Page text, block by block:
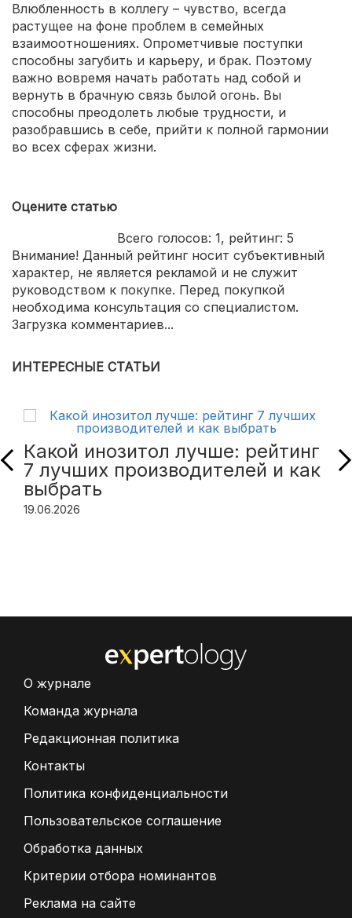
Влюбленность в коллегу – чувство, всегда
растущее на фоне проблем в семейных
взаимоотношениях. Опрометчивые поступки
способны загубить и карьеру, и брак. Поэтому
важно вовремя начать работать над собой и
вернуть в брачную связь былой огонь. Вы
способны преодолеть любые трудности, и
разобравшись в себе, прийти к полной гармонии
во всех сферах жизни.
Оцените статью
Всего голосов: 1, рейтинг: 5
Внимание! Данный рейтинг носит субъективный
характер, не является рекламой и не служит
руководством к покупке. Перед покупкой
необходима консультация со специалистом.
Загрузка комментариев...
ИНТЕРЕСНЫЕ СТАТЬИ
Какой инозитол лучше: рейтинг
7 лучших производителей и как
выбрать
19.06.2026
О журнале
Команда журнала
Редакционная политика
Контакты
Политика конфиденциальности
Пользовательское соглашение
Обработка данных
Критерии отбора номинантов
Реклама на сайте